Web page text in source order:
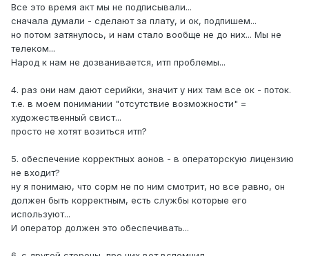
Все это время акт мы не подписывали...
сначала думали - сделают за плату, и ок, подпишем...
но потом затянулось, и нам стало вообще не до них... Мы не
телеком...
Народ к нам не дозванивается, итп проблемы...
4. раз они нам дают серийки, значит у них там все ок - поток.
т.е. в моем понимании "отсутствие возможности" =
художественный свист...
просто не хотят возиться итп?
5. обеспечение корректных аонов - в операторскую лицензию
не входит?
ну я понимаю, что сорм не по ним смотрит, но все равно, он
должен быть корректным, есть службы которые его
используют...
И оператор должен это обеспечивать...